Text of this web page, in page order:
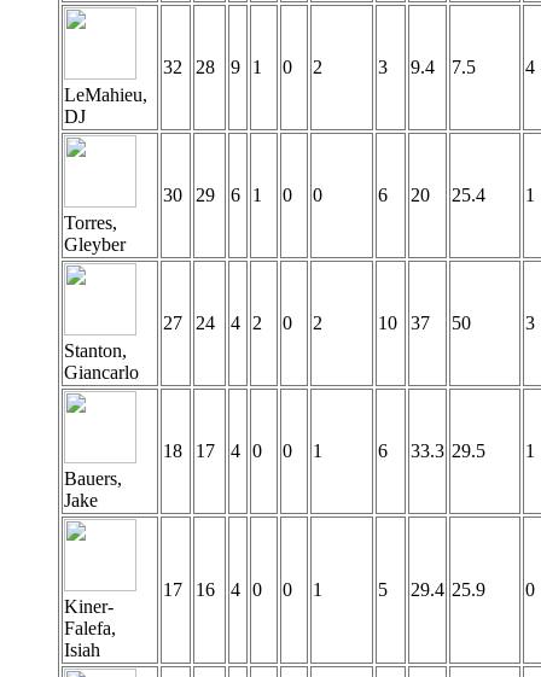
LeMahieu,
DJ
32 28 9 1 0 2 3 9.4 7.5 4
Torres,
Gleyber
30 29 6 1 0 0 6 20 25.4 1
Stanton,
Giancarlo
27 24 4 2 0 2 10 37 50 3
Bauers,
Jake
18 17 4 0 0 1 6 33.3 29.5 1
Kiner-
Falefa,
Isiah
17 16 4 0 0 1 5 29.4 25.9 0